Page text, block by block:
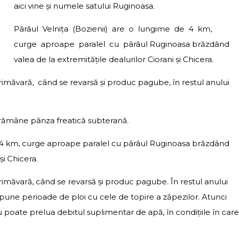
aici vine şi numele satului Ruginoasa.
Pârâul Velniţa (Bozienii) are o lungime de 4 km,
curge aproape paralel cu pârâul Ruginoasa brăzdând
valea de la extremităţile dealurilor Ciorani şi Chicera.
când se revarsă şi produc pagube, în restul anului
pânza freatică subterană.
km, curge aproape paralel cu pârâul Ruginoasa brăzdând
Chicera.
când se revarsă şi produc pagube. În restul anului
perioade de ploi cu cele de topire a zăpezilor. Atunci
poate prelua debitul suplimentar de apă, în condiţiile în care